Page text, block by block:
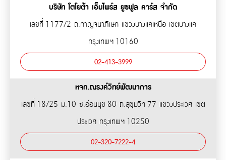
บริษัท โตโยต้า เอ็มไพร์ส ยูซฟูล คาร์ส จำกัด
เลขที่ 1177/2 ถ.กาญจนาภิเษก แขวงบางแคเหนือ เขตบางแค
กรุงเทพฯ 10160
02-413-3999
หจก.ณรงค์วิทย์พัฒนาการ
เลขที่ 18/25 ม.10 ซ.อ่อนนุช 80 ถ.สุขุมวิท 77 แขวงประเวศ เขต
ประเวศ กรุงเทพฯ 10250
02-320-7222-4